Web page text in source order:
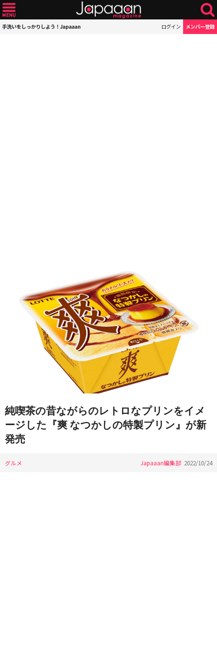
手洗いをしっかりしよう！Japaaan ログイン メンバー登録
純喫茶の昔ながらのレトロなプリンをイメ
ージした『爽 なつかしの特製プリン』が新
発売
グルメ Japaaan編集部 2022/10/24